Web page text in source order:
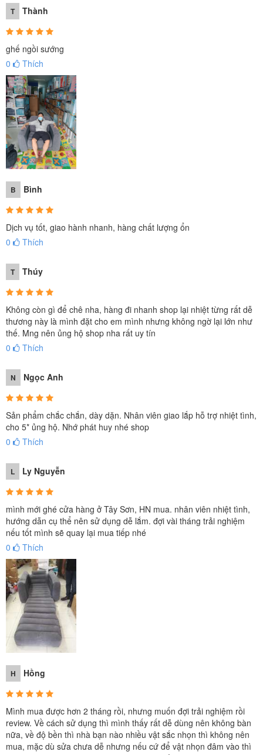
T Thành
ghế ngồi sướng
0
Thích
B Bình
Dịch vụ tốt, giao hành nhanh, hàng chất lượng ổn
0
Thích
T Thúy
Không còn gì để chê nha, hàng đi nhanh shop lại nhiệt từng rất dễ
thương này là mình đặt cho em mình nhưng không ngờ lại lớn như
thế. Mng nên ủng hộ shop nha rất uy tín
0
Thích
N Ngọc Anh
Sản phẩm chắc chắn, dày dặn. Nhân viên giao lắp hỗ trợ nhiệt tình,
cho 5* ủng hộ. Nhớ phát huy nhé shop
0
Thích
L Ly Nguyễn
mình mới ghé cửa hàng ở Tây Sơn, HN mua. nhân viên nhiệt tình,
hướng dẫn cụ thể nên sử dụng dễ lắm. đợi vài tháng trải nghiệm
nếu tốt mình sẽ quay lại mua tiếp nhé
0
Thích
H Hồng
Mình mua được hơn 2 tháng rồi, nhưng muốn đợi trải nghiệm rồi
review. Về cách sử dụng thì mình thấy rất dễ dùng nên không bàn
nữa, về độ bền thì nhà bạn nào nhiều vật sắc nhọn thì không nên
mua, mặc dù sửa chưa dễ nhưng nếu cứ để vật nhọn đâm vào thì